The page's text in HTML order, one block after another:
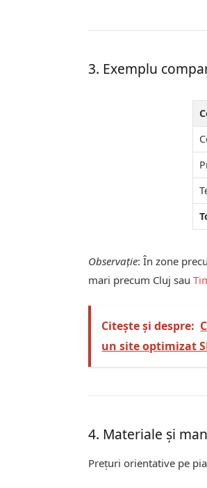
3. Exemplu
Observație: În zone
mari precum Cluj sau
Citește și despre:
un site optimizat
4. Materiale și
Prețuri orientative pe